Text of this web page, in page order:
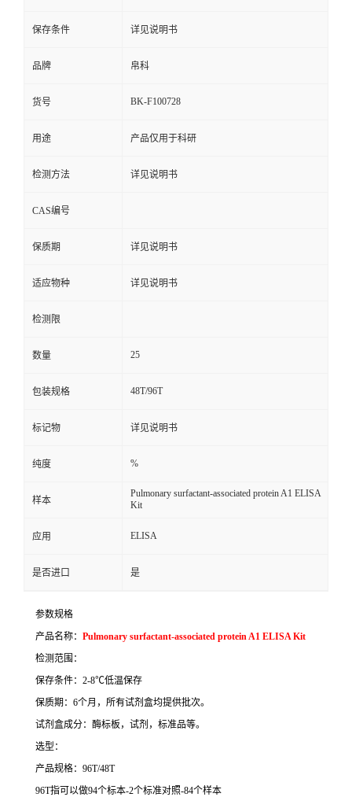
保存条件 详见说明书
品牌 帛科
货号 BK-F100728
用途 产品仅用于科研
检测方法 详见说明书
CAS编号
保质期 详见说明书
适应物种 详见说明书
检测限
数量 25
包装规格 48T/96T
标记物 详见说明书
纯度 %
样本
Pulmonary surfactant-associated protein A1 ELISA
Kit
应用 ELISA
是否进口 是
参数规格
产品名称： Pulmonary surfactant-associated protein A1 ELISA Kit
检测范围：
保存条件： 2-8℃低温保存
保质期： 6个月，所有试剂盒均提供批次。
试剂盒成分：酶标板，试剂，标准品等。
选型：
产品规格： 96T/48T
96T指可以做94个标本-2个标准对照-84个样本